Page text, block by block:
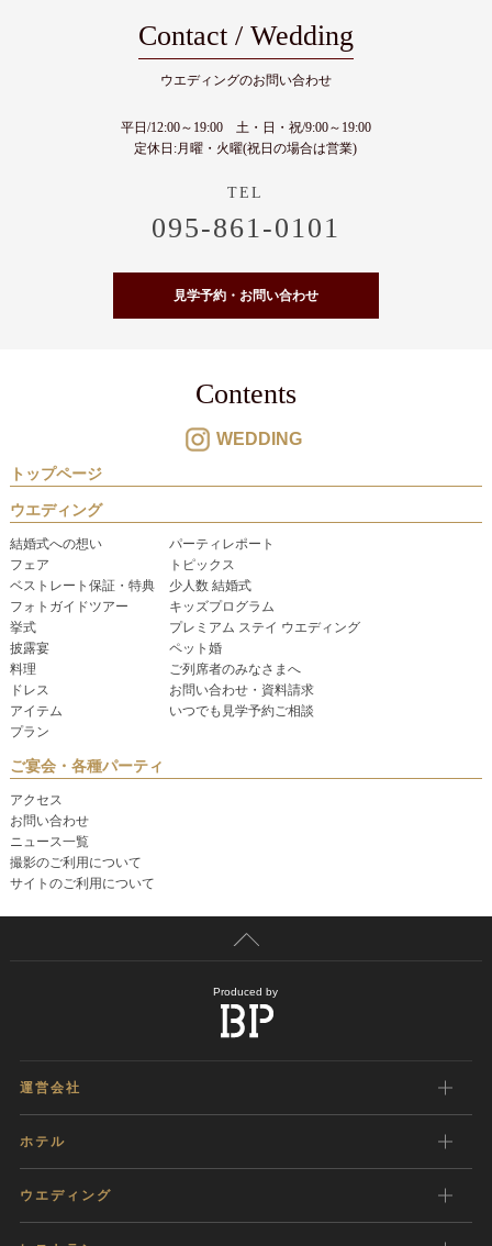
Contact / Wedding
ウエディングのお問い合わせ
平日/12:00～19:00 土・日・祝/9:00～19:00
定休日:月曜・火曜(祝日の場合は営業)
095-861-0101
見学予約・お問い合わせ
Contents
WEDDING
トップページ
ウエディング
結婚式への想い
フェア
ベストレート保証・特典
フォトガイドツアー
挙式
披露宴
料理
ドレス
アイテム
プラン
パーティレポート
トピックス
少人数 結婚式
キッズプログラム
プレミアム ステイ ウエディング
ペット婚
ご列席者のみなさまへ
お問い合わせ・資料請求
いつでも見学予約ご相談
ご宴会・各種パーティ
アクセス
お問い合わせ
ニュース一覧
撮影のご利用について
サイトのご利用について
Produced by
運営会社
ホテル
ウエディング